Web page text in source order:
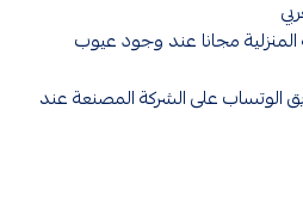
المنزلية مجانا عند وجود عيوب
الوتساب على الشركة المصنعة عند